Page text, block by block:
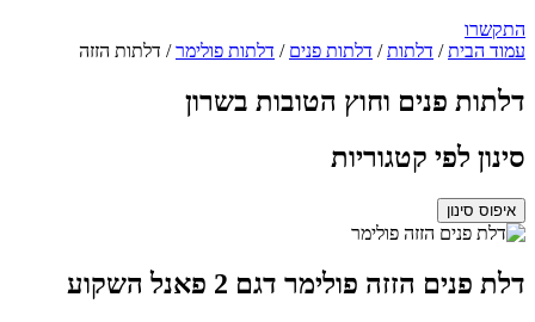
התקשרו
עמוד הבית/ דלתות/ דלתות פנים / דלתות פולימר/ דלתות הזזה
דלתות פנים וחוץ הטובות בשרון
סינון לפי קטגוריות
איפוס סינון
דלת פנים הזזה פולימר דגם 2 פאנל השקוע